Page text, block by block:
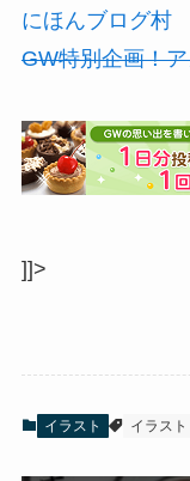
にほんブログ村
GW特別企画！
]]>
イラスト イラスト